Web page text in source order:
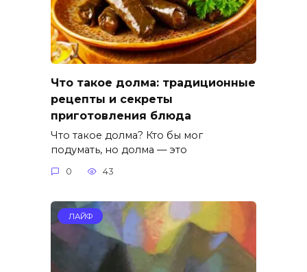
Что такое долма: традиционные
рецепты и секреты
приготовления блюда
Что такое долма? Кто бы мог
подумать, но долма — это
0 43
ЛАЙФ